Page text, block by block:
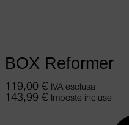
BOX Reformer
119,00 € IVA esclusa
143,99 € Imposte incluse